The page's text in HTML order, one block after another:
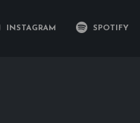
INSTAGRAM SPOTIFY